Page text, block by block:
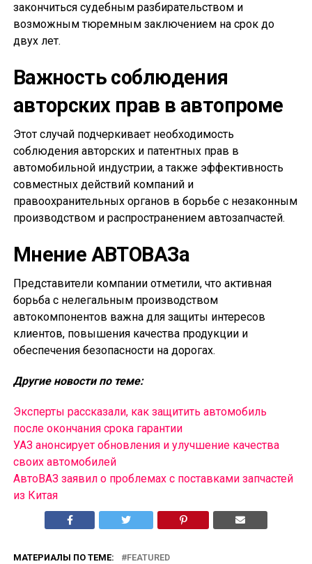
закончиться судебным разбирательством и
возможным тюремным заключением на срок до
двух лет.
Важность соблюдения
авторских прав в автопроме
Этот случай подчеркивает необходимость
соблюдения авторских и патентных прав в
автомобильной индустрии, а также эффективность
совместных действий компаний и
правоохранительных органов в борьбе с незаконным
производством и распространением автозапчастей.
Мнение АВТОВАЗа
Представители компании отметили, что активная
борьба с нелегальным производством
автокомпонентов важна для защиты интересов
клиентов, повышения качества продукции и
обеспечения безопасности на дорогах.
Другие новости по теме:
Эксперты рассказали, как защитить автомобиль
после окончания срока гарантии
УАЗ анонсирует обновления и улучшение качества
своих автомобилей
АвтоВАЗ заявил о проблемах с поставками запчастей
из Китая
МАТЕРИАЛЫ ПО ТЕМЕ: FEATURED